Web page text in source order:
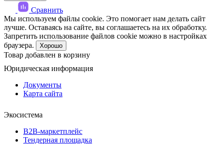
Сравнить
Мы используем файлы cookie. Это помогает нам делать сайт
лучше. Оставаясь на сайте, вы соглашаетесь на их обработку.
Запретить использование файлов cookie можно в настройках
браузера.
Хорошо
Товар добавлен в корзину
Юридическая информация
Документы
Карта сайта
Экосистема
B2B‑маркетплейс
Тендерная площадка